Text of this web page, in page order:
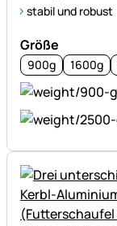
stabil und robust
Größe
900g 1600g